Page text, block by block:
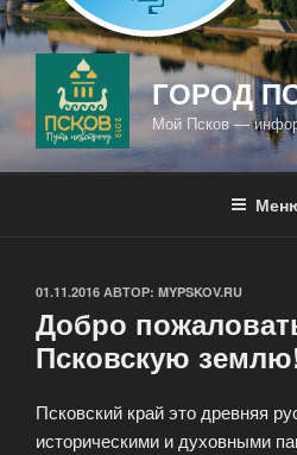
ГОРОД
Мой Псков —
ОПУБЛИКОВАНО
01.11.2016 АВТОР: MYPSKOV.RU
Добро
Псковскую
Псковский край это древняя
историческими и духовными